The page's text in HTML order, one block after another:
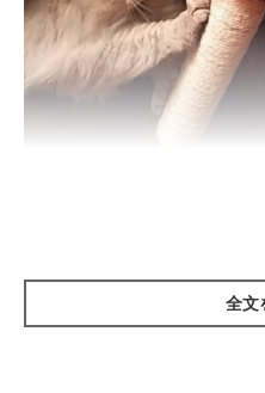
年齢が近いオス同士は、成長
全文